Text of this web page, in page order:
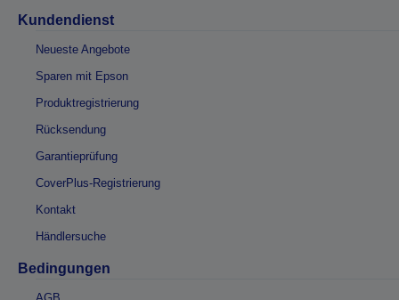
Kundendienst
Neueste Angebote
Sparen mit Epson
Produktregistrierung
Rücksendung
Garantieprüfung
CoverPlus-Registrierung
Kontakt
Händlersuche
Bedingungen